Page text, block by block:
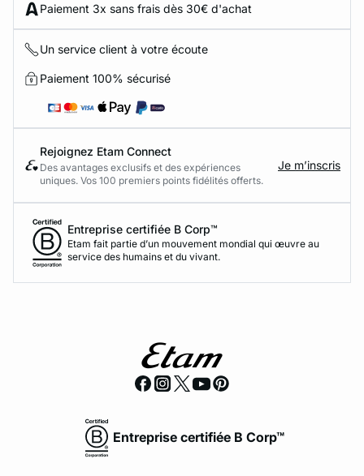
Paiement 3x sans frais dès 30€ d'achat
Un service client à votre écoute
Paiement 100% sécurisé
Rejoignez Etam Connect
Des avantages exclusifs et des expériences
uniques. Vos 100 premiers points fidélités offerts.
Je m’inscris
Entreprise certifiée B Corp™
Etam fait partie d’un mouvement mondial qui œuvre au
service des humains et du vivant.
Entreprise certifiée B Corp™